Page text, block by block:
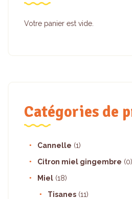
Votre panier est vide.
Catégories de
Cannelle (1)
Citron miel gingembre (0)
Miel (18)
Tisanes (11)